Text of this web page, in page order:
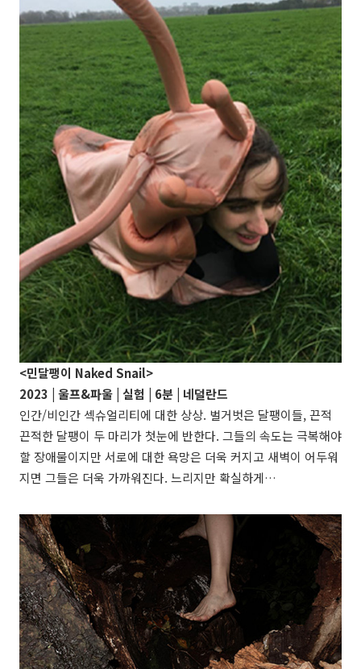
<민달팽이 Naked Snail>
2023 | 울프&파울 | 실험 | 6분 | 네덜란드
인간/비인간 섹슈얼리티에 대한 상상. 벌거벗은 달팽이들, 끈적
끈적한 달팽이 두 마리가 첫눈에 반한다. 그들의 속도는 극복해야
할 장애물이지만 서로에 대한 욕망은 더욱 커지고 새벽이 어두워
지면 그들은 더욱 가까워진다. 느리지만 확실하게…